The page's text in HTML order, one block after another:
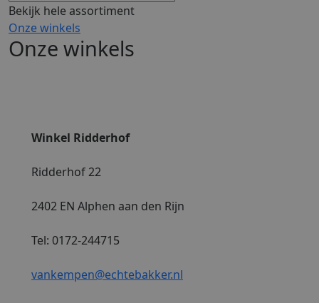
Bekijk hele assortiment
Onze winkels
Onze winkels
Winkel Ridderhof
Ridderhof 22
2402 EN Alphen aan den Rijn
Tel: 0172-244715
vankempen@echtebakker.nl